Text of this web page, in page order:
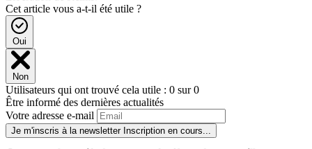
Cet article vous a-t-il été utile ?
Oui
Non
Utilisateurs qui ont trouvé cela utile : 0 sur 0
Être informé des dernières actualités
Votre adresse e-mail
Je m'inscris à la newsletter Inscription en cours...